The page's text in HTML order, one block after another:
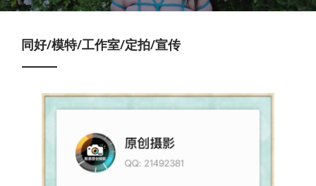
同好/模特/工作室/定拍/宣传